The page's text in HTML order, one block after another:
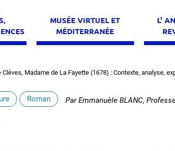
MUSÉE VIRTUEL ET
MÉDITERRANÉE
L’
Clèves, Madame de La Fayette (1678) : Contexte, analyse,
Roman ParEmmanuèle BLANC,